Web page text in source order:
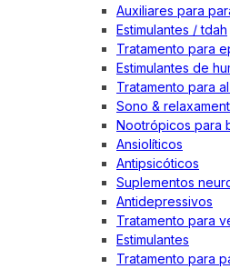
Auxiliares para
Estimulantes / tdah
Tratamento para
Estimulantes de
Tratamento para
Sono &
Nootrópicos para
Ansiolíticos
Antipsicóticos
Suplementos
Antidepressivos
Tratamento para
Estimulantes
Tratamento para